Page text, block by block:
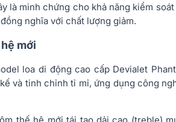
là minh chứng cho khả năng kiểm
nghĩa với chất lượng giảm.
mới
loa di động cao cấp Devialet
và tinh chỉnh tỉ mỉ, ứng dụng công